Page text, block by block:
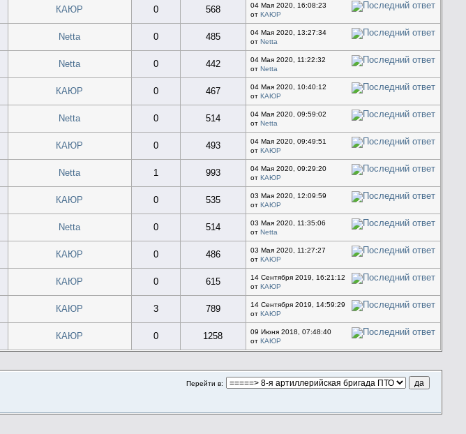
КАЮР 0 568
04 Мая 2020, 16:08:23
отКАЮР
Netta 0 485
04 Мая 2020, 13:27:34
отNetta
Netta 0 442
04 Мая 2020, 11:22:32
отNetta
КАЮР 0 467
04 Мая 2020, 10:40:12
отКАЮР
Netta 0 514
04 Мая 2020, 09:59:02
отNetta
КАЮР 0 493
04 Мая 2020, 09:49:51
отКАЮР
Netta 1 993
04 Мая 2020, 09:29:20
отКАЮР
КАЮР 0 535
03 Мая 2020, 12:09:59
отКАЮР
Netta 0 514
03 Мая 2020, 11:35:06
отNetta
КАЮР 0 486
03 Мая 2020, 11:27:27
отКАЮР
КАЮР 0 615
14 Сентября 2019, 16:21:12
отКАЮР
КАЮР 3 789
14 Сентября 2019, 14:59:29
отКАЮР
КАЮР 0 1258
09 Июня 2018, 07:48:40
отКАЮР
Перейти в: